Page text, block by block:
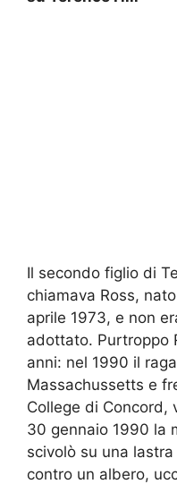
Il secondo figlio di
chiamava Ross,
aprile 1973, e non
adottato. Purtroppo
anni: nel 1990 il
Massachussetts e
College di Concord,
30 gennaio 1990 la
scivolò su una
contro un albero,